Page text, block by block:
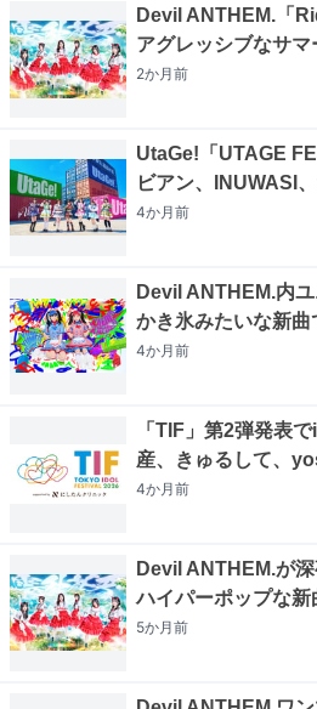
Devil ANTHEM.「
アグレッシブなサマ
2か月前
UtaGe!「UTAGE
ビアン、INUWASI
4か月前
Devil ANTHEM.内ユ
かき氷みたいな新曲
4か月前
「TIF」第2弾発表
産、きゅるして、
4か月前
Devil ANTHEM.が深
ハイパーポップな新
5か月前